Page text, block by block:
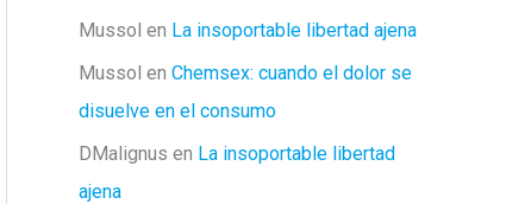
Mussol en La insoportable libertad ajena
Mussol en Chemsex: cuando el dolor se
disuelve en el consumo
DMalignus en La insoportable libertad
ajena